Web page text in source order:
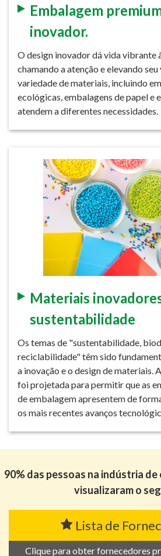
Embalagem
inovador.
O design inovador dá vida vibrante
chamando a atenção e elevando
variedade de materiais, incluindo
ecológicas, embalagens de papel e
atendem a diferentes necessidades.
Materiais
sustentabilidade
Os temas de "sustentabilidade,
reciclabilidade" têm sido
a inovação e o design de materiais.
foi projetada para permitir que as
de embalagem apresentem de
os mais recentes avanços
90% das pessoas na indústria
visualizaram o
Lista de
Clique para obter fornecedores